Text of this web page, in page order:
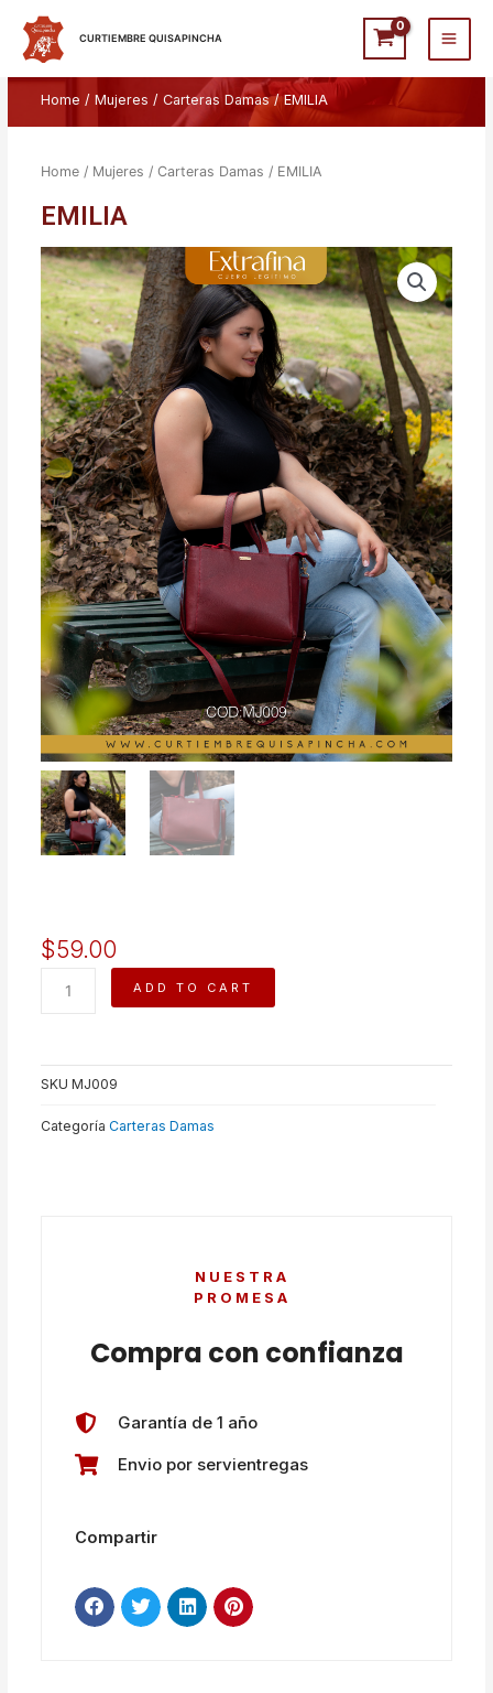
contenido
CURTIEMBRE QUISAPINCHA
Main
Home /Mujeres /Carteras Damas/ EMILIA
Home / Mujeres /Carteras Damas / EMILIA
EMILIA
$59.00
ADD TO CART
SKUMJ009
Categoría Carteras Damas
NUESTRA
PROMESA
Compra con confianza
Garantía de 1 año
Envio por servientregas
Compartir